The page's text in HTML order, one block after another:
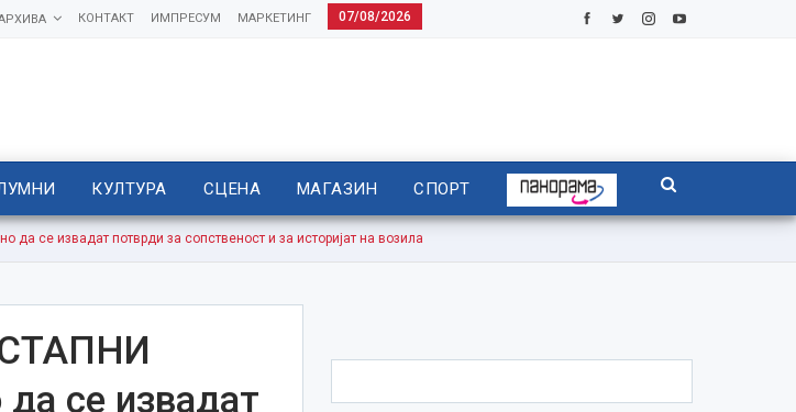
07/08/2026
МАРКЕТИНГ
ИМПРЕСУМ
КОНТАКТ
КУЛТУРА СЦЕНА МАГАЗИН СПОРТ
извадат потврди за сопственост и за историјат на возила
се извадат